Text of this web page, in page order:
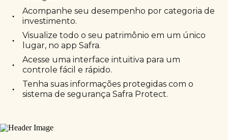
•
Acompanhe seu desempenho por categoria de
investimento.
•
Visualize todo o seu patrimônio em um único
lugar, no app Safra.
•
Acesse uma interface intuitiva para um
controle fácil e rápido.
•
Tenha suas informações protegidas com o
sistema de segurança Safra Protect.